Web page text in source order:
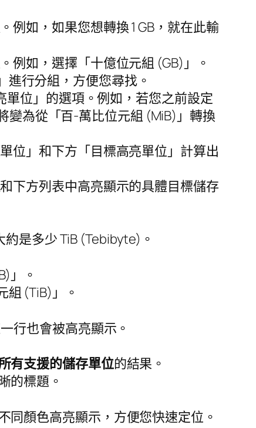
例如，如果您想轉換 1 GB，就在此輸
例如，選擇「十億位元組 (GB)」。
行分組，方便您尋找。
位」的選項。例如，若您之前設定
變為從「百-萬比位元組 (MiB)」轉換
位」和下方「目標高亮單位」計算出
下方列表中高亮顯示的具體目標儲存
是多少 TiB (Tebibyte)。
」。
組 (TiB)」。
行也會被高亮顯示。
有支援的儲存單位的結果。
的標題。
同顏色高亮顯示，方便您快速定位。